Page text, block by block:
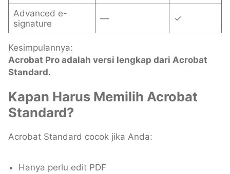
Advanced e-
signature
— ✓
Kesimpulannya:
Acrobat Pro adalah versi lengkap dari Acrobat
Standard.
Kapan Harus Memilih Acrobat
Standard?
Acrobat Standard cocok jika Anda:
Hanya perlu edit PDF